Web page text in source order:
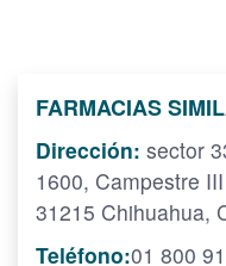
FARMACIAS
Dirección: sector
1600, Campestre
31215 Chihuahua,
Teléfono:01 800